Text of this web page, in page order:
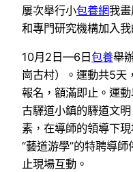
屢次舉行小包養網我
和專門研究機構加入我
10月2日—6日包養舉
崗古村）。運動共5天
報名，額滿即止。運
古驛道小鎮的驛道文
素，在導師的領導下
“藝道游學”的特聘導
止現場互動。